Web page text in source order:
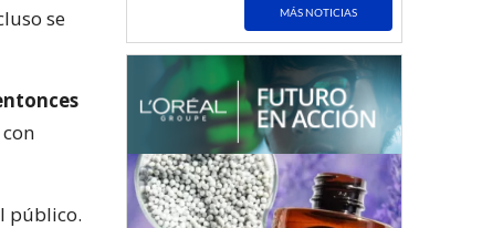
se
público.
MÁS NOTICIAS